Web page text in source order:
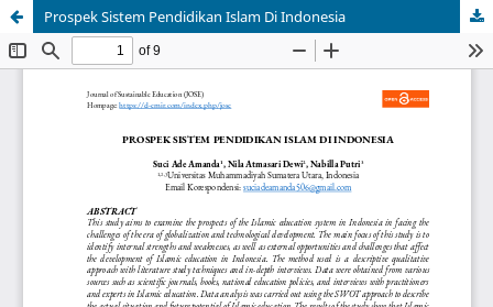
Prospek Sistem Pendidikan Islam Di Indonesia